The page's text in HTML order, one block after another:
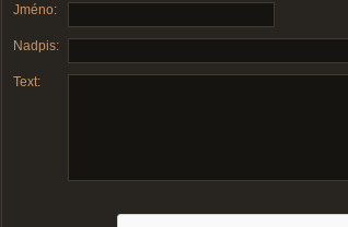
Jméno:
Nadpis:
Text: